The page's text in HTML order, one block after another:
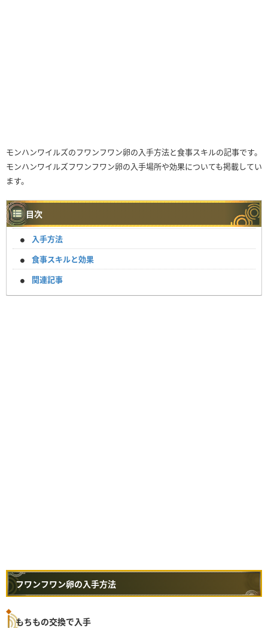
モンハンワイルズのフワンフワン卵の入手方法と食事スキルの記事です。
モンハンワイルズフワンフワン卵の入手場所や効果についても掲載してい
ます。
目次
入手方法
食事スキルと効果
関連記事
フワンフワン卵の入手方法
もちもの交換で入手